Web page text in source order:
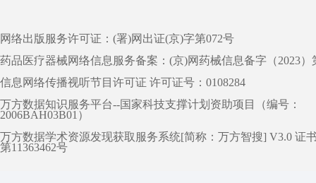
网络出版服务许可证：(署)网出证(京)字第072号
药品医疗器械网络信息服务备案：(京)网药械信息备字（2023）
信息网络传播视听节目许可证 许可证号：0108284
万方数据知识服务平台--国家科技支撑计划资助项目（编号：
2006BAH03B01）
万方数据学术资源发现获取服务系统[简称：万方智搜] V3.0 证
第11363462号